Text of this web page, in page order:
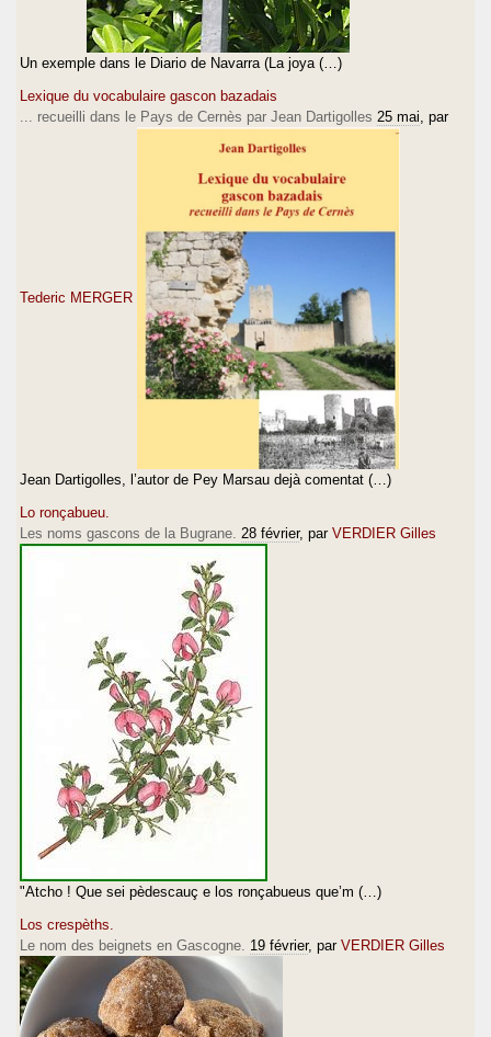
Un exemple dans le Diario de Navarra (La joya (…)
Lexique du vocabulaire gascon bazadais
... recueilli dans le Pays de Cernès par Jean Dartigolles 25 mai , par
Tederic MERGER
Jean Dartigolles, l’autor de Pey Marsau dejà comentat (…)
Lo ronçabueu.
Les noms gascons de la Bugrane. 28 février, par VERDIER Gilles
"Atcho ! Que sei pèdescauç e los ronçabueus que’m (…)
Los crespèths.
Le nom des beignets en Gascogne. 19 février, par VERDIER Gilles